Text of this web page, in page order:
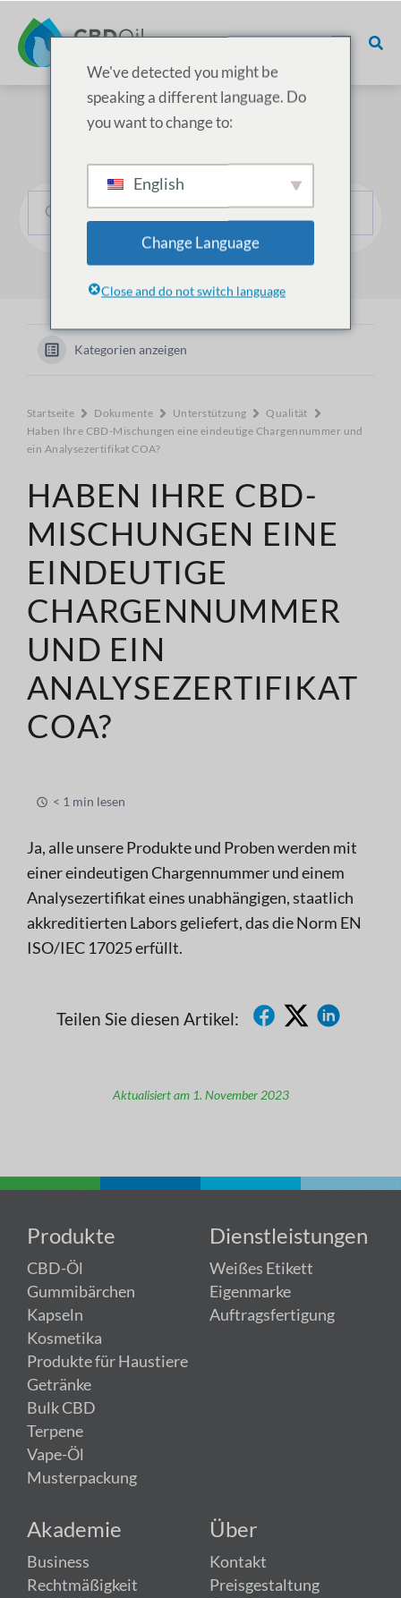
Kategorien anzeigen
Startseite Dokumente Unterstützung
Qualität
Haben Ihre CBD-Mischungen eine eindeutige Chargennummer und
ein Analysezertifikat COA?
HABEN IHRE CBD-
MISCHUNGEN EINE
EINDEUTIGE
CHARGENNUMMER
UND EIN
ANALYSEZERTIFIKAT
COA?
< 1 min lesen
Ja, alle unsere Produkte und Proben werden mit
einer eindeutigen Chargennummer und einem
Analysezertifikat eines unabhängigen, staatlich
akkreditierten Labors geliefert, das die Norm EN
ISO/IEC 17025 erfüllt.
Teilen Sie diesen Artikel:
Aktualisiert am 1. November 2023
Produkte
CBD-Öl
Gummibärchen
Kapseln
Kosmetika
Produkte für Haustiere
Getränke
Bulk CBD
Terpene
Vape-Öl
Musterpackung
Dienstleistungen
Weißes Etikett
Eigenmarke
Auftragsfertigung
Akademie
Business
Rechtmäßigkeit
Über
Kontakt
Preisgestaltung
We've detected you might be
speaking a different language. Do
you want to change to:
English
Change Language
Close and do not switch language